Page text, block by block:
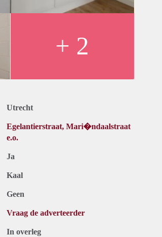
+ 2
Utrecht
Egelantierstraat, Mari�ndaalstraat
e.o.
Ja
Kaal
Geen
Vraag de adverteerder
In overleg